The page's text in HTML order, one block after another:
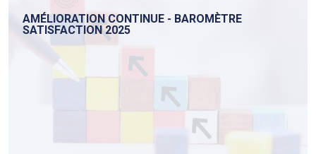
AMÉLIORATION CONTINUE - BAROMÈTRE
SATISFACTION 2025